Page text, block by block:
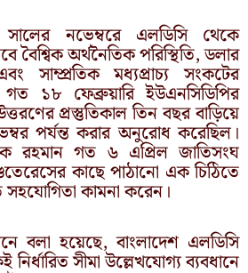
নভেম্বরে এলডিসি থেকে
বৈশ্বিক অর্থনৈতিক পরিস্থিতি, ডলার
সাম্প্রতিক মধ্যপ্রাচ্য সংকটের
গত ১৮ ফেব্রুয়ারি ইউএনসিডিপির
প্রস্তুতিকাল তিন বছর বাড়িয়ে
পর্যন্ত করার অনুরোধ করেছিল।
রহমান গত ৬ এপ্রিল জাতিসংঘ
কাছে পাঠানো এক চিঠিতে
সহযোগিতা কামনা করেন।
বলা হয়েছে, বাংলাদেশ এলডিসি
সীমা উল্লেখযোগ্য ব্যবধানে